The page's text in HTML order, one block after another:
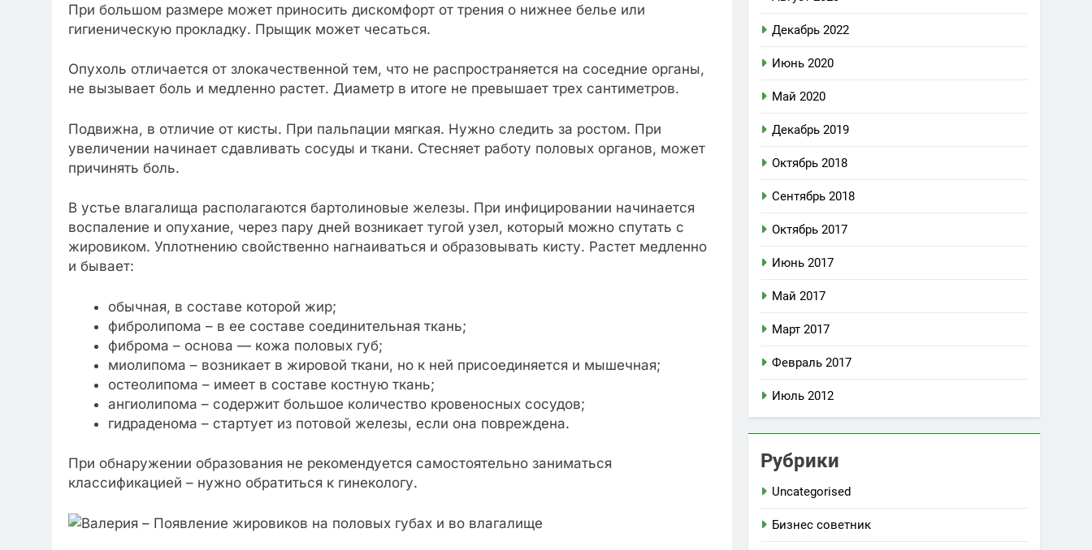
При большом размере может приносить дискомфорт от трения о нижнее белье или
гигиеническую прокладку. Прыщик может чесаться.
Опухоль отличается от злокачественной тем, что не распространяется на соседние органы,
не вызывает боль и медленно растет. Диаметр в итоге не превышает трех сантиметров.
Подвижна, в отличие от кисты. При пальпации мягкая. Нужно следить за ростом. При
увеличении начинает сдавливать сосуды и ткани. Стесняет работу половых органов, может
причинять боль.
В устье влагалища располагаются бартолиновые железы. При инфицировании начинается
воспаление и опухание, через пару дней возникает тугой узел, который можно спутать с
жировиком. Уплотнению свойственно нагнаиваться и образовывать кисту. Растет медленно
и бывает:
обычная, в составе которой жир;
фибролипома – в ее составе соединительная ткань;
фиброма – основа — кожа половых губ;
миолипома – возникает в жировой ткани, но к ней присоединяется и мышечная;
остеолипома – имеет в составе костную ткань;
ангиолипома – содержит большое количество кровеносных сосудов;
гидраденома – стартует из потовой железы, если она повреждена.
При обнаружении образования не рекомендуется самостоятельно заниматься
классификацией – нужно обратиться к гинекологу.
Декабрь 2022
Июнь 2020
Май 2020
Декабрь 2019
Октябрь 2018
Сентябрь 2018
Октябрь 2017
Июнь 2017
Май 2017
Март 2017
Февраль 2017
Июль 2012
Рубрики
Uncategorised
Бизнес советник